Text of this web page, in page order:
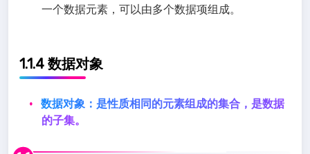
一个数据元素，可以由多个数据项组成。
1.1.4 数据对象
数据对象：是性质相同的元素组成的集合，是数据
的子集。